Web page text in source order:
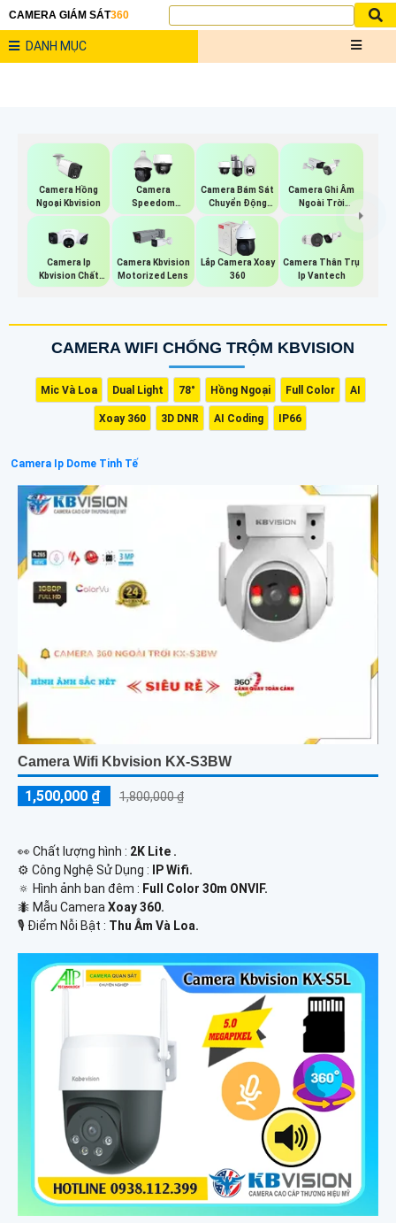
CAMERA GIÁM SÁT360
DANH MỤC
Camera Hồng
Ngoại Kbvision
Camera
Speedom
Kbvision
Camera Bám Sát
Chuyển Động
Kbvision
Camera Ghi Âm
Ngoài Trời
Kbvision
Camera Ip
Kbvision Chất
Lượng
Camera Kbvision
Motorized Lens
Lắp Camera Xoay
360
Camera Thân Trụ
Ip Vantech
CAMERA WIFI CHỐNG TRỘM KBVISION
Mic Và Loa Dual Light 78° Hồng Ngoại Full Color AI
Xoay 360 3D DNR AI Coding IP66
Camera Ip Dome Tinh Tế
Camera Wifi Kbvision KX-S3BW
1,500,000 ₫ 1,800,000 ₫
️👀 Chất lượng hình : 2K Lite .
⚙ Công Nghệ Sử Dụng :
IP Wifi.
🔅 Hình ảnh ban đêm : Full Color 30m ONVIF.
🐜 Mẫu CameraXoay 360.
️🎙 Điểm Nỗi Bật : Thu Âm Và Loa.